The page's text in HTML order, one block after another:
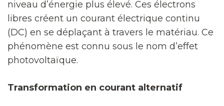
niveau d’énergie plus élevé. Ces électrons
libres créent un courant électrique continu
(DC) en se déplaçant à travers le matériau. Ce
phénomène est connu sous le nom d’effet
photovoltaïque.
Transformation en courant alternatif